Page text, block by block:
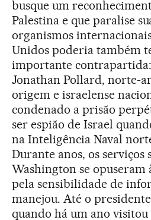
busque um
Palestina e que paralise
organismos
Unidos poderia também
importante
Jonathan Pollard, norte-
origem e israelense
condenado a prisão
ser espião de Israel
na Inteligência Naval
Durante anos, os serviços
Washington se opuseram
pela sensibilidade de
manejou. Até o
quando há um ano